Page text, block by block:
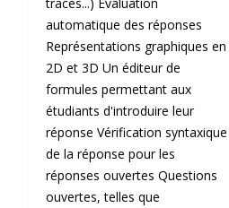
automatique des réponses
Représentations graphiques en
2D et 3D Un éditeur de
formules permettant aux
étudiants d'introduire leur
réponse Vérification syntaxique
de la réponse pour les
réponses ouvertes Questions
ouvertes, telles que